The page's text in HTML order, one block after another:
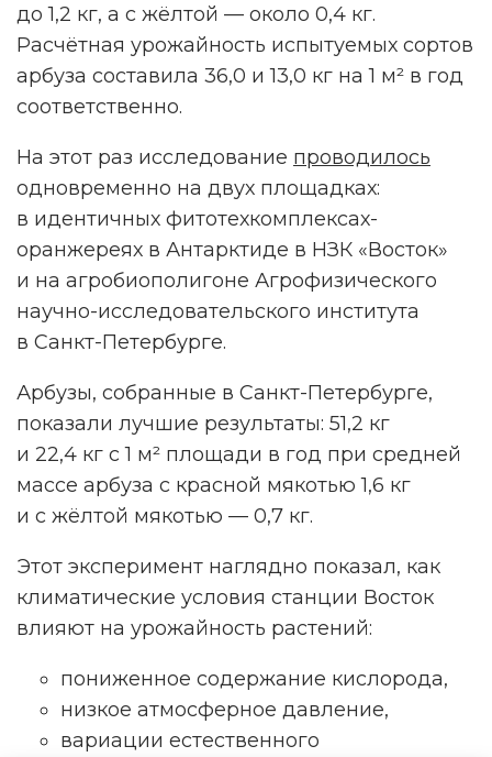
до 1,2 кг, а с жёлтой — около 0,4 кг.
Расчётная урожайность испытуемых сортов
арбуза составила 36,0 и 13,0 кг на 1 м² в год
соответственно.
На этот раз исследование проводилось
одновременно на двух площадках:
в идентичных фитотехкомплексах-
оранжереях в Антарктиде в НЗК «Восток»
и на агробиополигоне Агрофизического
научно-исследовательского института
в Санкт-Петербурге.
Арбузы, собранные в Санкт-Петербурге,
показали лучшие результаты: 51,2 кг
и 22,4 кг с 1 м² площади в год при средней
массе арбуза с красной мякотью 1,6 кг
и с жёлтой мякотью — 0,7 кг.
Этот эксперимент наглядно показал, как
климатические условия станции Восток
влияют на урожайность растений:
пониженное содержание кислорода,
низкое атмосферное давление,
вариации естественного